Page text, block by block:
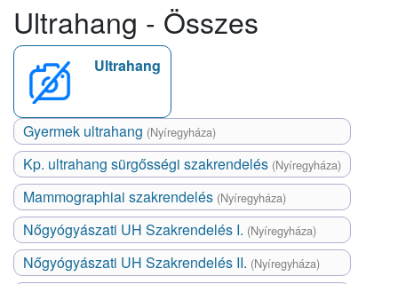
Ultrahang - Összes
Ultrahang
Gyermek ultrahang (Nyíregyháza)
Kp. ultrahang sürgősségi szakrendelés (Nyíregyháza)
Mammographiai szakrendelés (Nyíregyháza)
Nőgyógyászati UH Szakrendelés I. (Nyíregyháza)
Nőgyógyászati UH Szakrendelés II. (Nyíregyháza)